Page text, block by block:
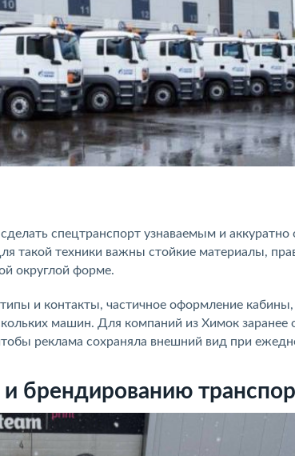
спецтранспорт узнаваемым и
такой техники важны стойкие материалы,
округлой форме.
и контакты, частичное оформление
машин. Для компаний из Химок заранее
реклама сохраняла внешний вид при
брендированию